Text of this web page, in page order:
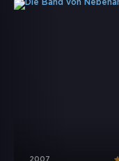
2007